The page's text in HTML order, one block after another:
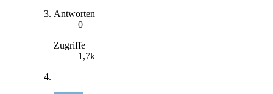
Antworten
0
Zugriffe
1,7k